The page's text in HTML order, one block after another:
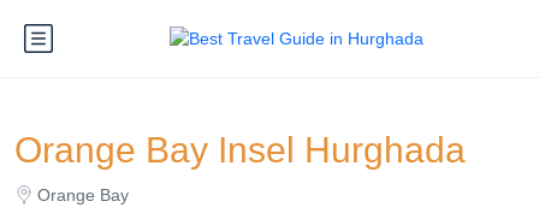
Orange Bay Insel Hurghada
Orange Bay